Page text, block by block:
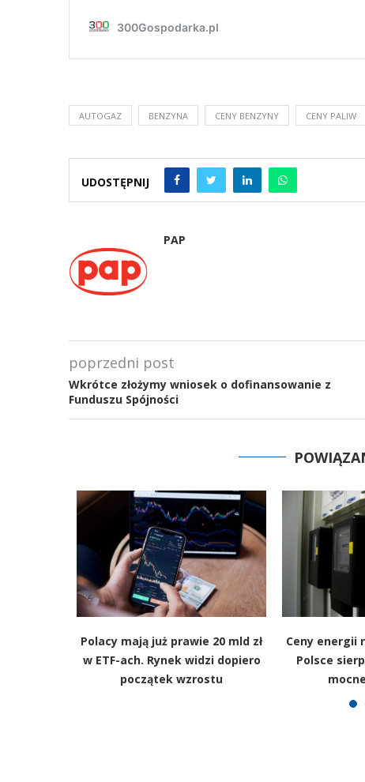
AUTOGAZ BENZYNA CENY BENZYNY CENY PALIW
UDOSTĘPNIJ
PAP
poprzedni post
Wkrótce złożymy wniosek o dofinansowanie z
Funduszu Spójności
Polacy mają już prawie 20 mld zł
w ETF-ach. Rynek widzi dopiero
początek wzrostu
Ceny energii
Polsce